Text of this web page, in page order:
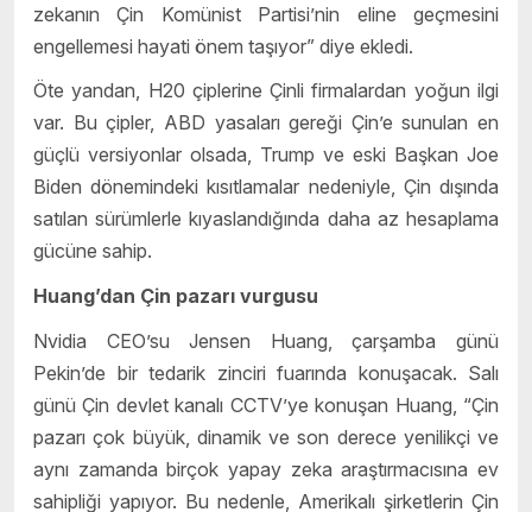
zekanın Çin Komünist Partisi’nin eline geçmesini
engellemesi hayati önem taşıyor” diye ekledi.
Öte yandan, H20 çiplerine Çinli firmalardan yoğun ilgi
var. Bu çipler, ABD yasaları gereği Çin’e sunulan en
güçlü versiyonlar olsada, Trump ve eski Başkan Joe
Biden dönemindeki kısıtlamalar nedeniyle, Çin dışında
satılan sürümlerle kıyaslandığında daha az hesaplama
gücüne sahip.
Huang’dan Çin pazarı vurgusu
Nvidia CEO’su Jensen Huang, çarşamba günü
Pekin’de bir tedarik zinciri fuarında konuşacak. Salı
günü Çin devlet kanalı CCTV’ye konuşan Huang, “Çin
pazarı çok büyük, dinamik ve son derece yenilikçi ve
aynı zamanda birçok yapay zeka araştırmacısına ev
sahipliği yapıyor. Bu nedenle, Amerikalı şirketlerin Çin